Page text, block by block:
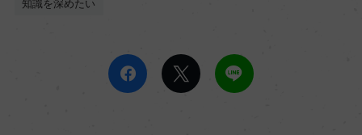
知識を深めたい